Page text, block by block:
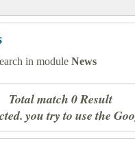
in module News
Total match 0 Result
you try to use the